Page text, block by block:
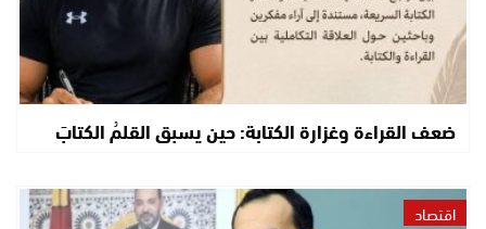
ضعف القراءة وغزارة الكتابة: حين يسبق القلمُ الكتابَ
اقتصاد